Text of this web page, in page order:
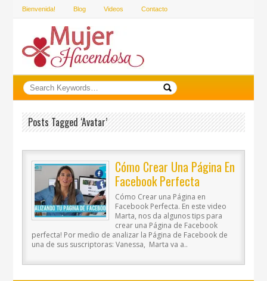
Bienvenida! Blog Videos Contacto
Posts Tagged ‘avatar’
Cómo Crear Una Página En
Facebook Perfecta
Cómo Crear una Página en
Facebook Perfecta. En este video
Marta, nos da algunos tips para
crear una Página de Facebook
perfecta! Por medio de analizar la Página de Facebook de
una de sus suscriptoras: Vanessa, Marta va a..